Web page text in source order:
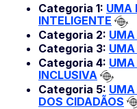
Categoria 1: UMA
INTELIGENTE
Categoria 2: UMA
Categoria 3:
Categoria 4: UMA
INCLUSIVA
Categoria 5:
DOS CIDADÃOS